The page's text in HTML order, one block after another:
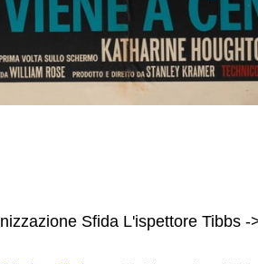
Sfida L'ispettore Tibbs